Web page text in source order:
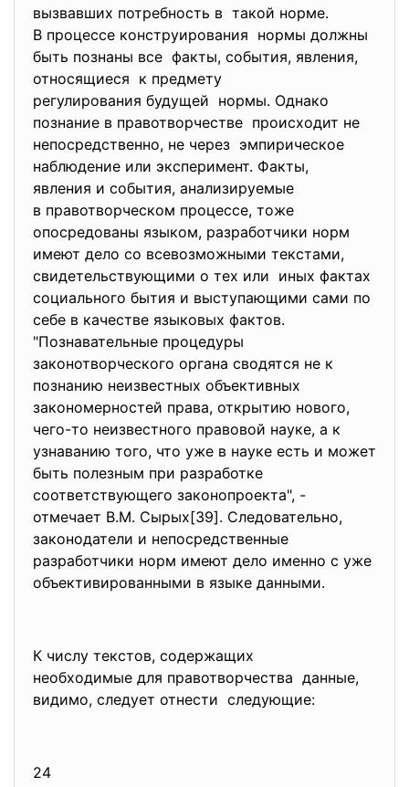
вызвавших потребность в такой норме.
В процессе конструирования нормы должны
быть познаны все факты, события, явления,
относящиеся к предмету
регулирования будущей нормы. Однако
познание в правотворчестве происходит не
непосредственно, не через эмпирическое
наблюдение или эксперимент. Факты,
явления и события, анализируемые
в правотворческом процессе, тоже
опосредованы языком, разработчики норм
имеют дело со всевозможными текстами,
свидетельствующими о тех или иных фактах
социального бытия и выступающими сами по
себе в качестве языковых фактов.
"Познавательные процедуры
законотворческого органа сводятся не к
познанию неизвестных объективных
закономерностей права, открытию нового,
чего-то неизвестного правовой науке, а к
узнаванию того, что уже в науке есть и может
быть полезным при разработке
соответствующего законопроекта", -
отмечает В.М. Сырых[39]. Следовательно,
законодатели и непосредственные
разработчики норм имеют дело именно с уже
объективированными в языке данными.
К числу текстов, содержащих
необходимые для правотворчества данные,
видимо, следует отнести следующие:
24